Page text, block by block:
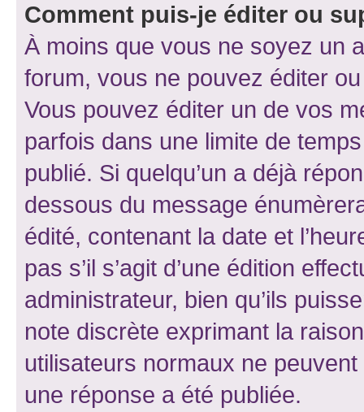
Comment puis-je éditer ou
À moins que vous ne soyez un
forum, vous ne pouvez éditer
Vous pouvez éditer un de vos
parfois dans une limite de
publié. Si quelqu’un a déjà
dessous du message
édité, contenant la date et
pas s’il s’agit d’une édition
administrateur, bien qu’ils
note discrète exprimant la
utilisateurs normaux ne
une réponse a été publiée.